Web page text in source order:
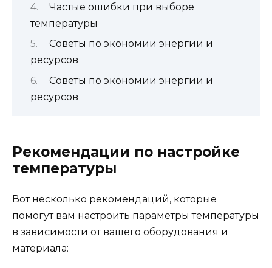
Частые ошибки при выборе
температуры
Советы по экономии энергии и
ресурсов
Советы по экономии энергии и
ресурсов
Рекомендации по настройке
температуры
Вот несколько рекомендаций, которые
помогут вам настроить параметры температуры
в зависимости от вашего оборудования и
материала: